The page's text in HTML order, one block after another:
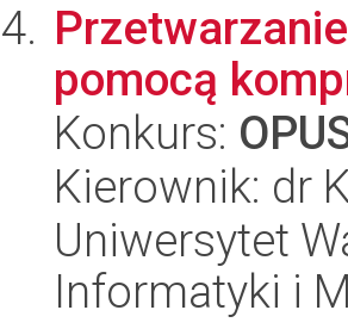
pomocą
Konkurs:
Kierownik: dr
Uniwersytet
Informatyki i